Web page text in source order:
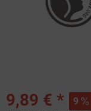
9,89 € * 9